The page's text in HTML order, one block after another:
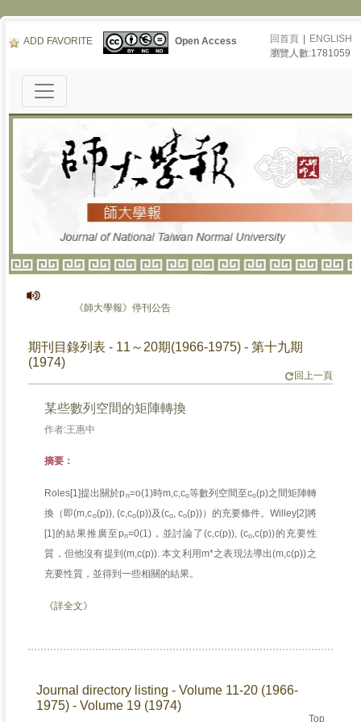
ADD FAVORITE Open Access 回首頁
ENGLISH
瀏覽人數:1781059
《師大學報》停刊公告
期刊目錄列表 - 11～20期(1966-1975) - 第十九期
(1974)
回上一頁
某些數列空間的矩陣轉換
作者:王惠中
摘要：
Roles[1]提出關於p n=o(1)時m,c,co等數列空間至co(p)之間矩陣轉
換（即(m,co(p)), (c,co(p))及(co, co(p))）的充要條件。Willey[2]將
[1]的結果推廣至pn=0(1)，並討論了(c,c(p)), (co,c(p))的充要性
質，但他沒有提到(m,c(p)). 本文利用m*之表現法導出(m,c(p))之
充要性質，並得到一些相關的結果。
《詳全文》
Journal directory listing - Volume 11-20 (1966-
1975) - Volume 19 (1974)
Top